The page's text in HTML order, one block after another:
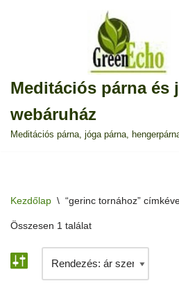
Meditációs párna és
webáruház
Meditációs párna, jóga párna,
Kezdőlap \ “gerinc tornához”
Összesen 1 találat